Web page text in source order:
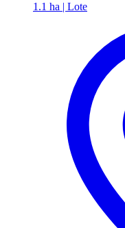
1.1 ha | Lote